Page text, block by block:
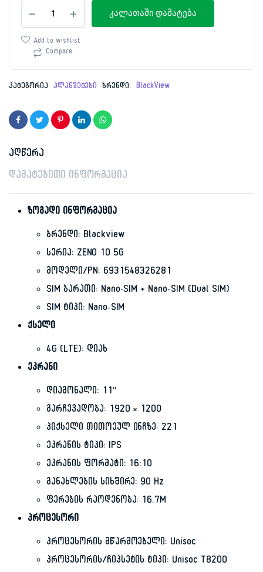
price
1,329.00 ₾.
price
649.00 ₾.
Blackview
ZENO
10
5G
6GB/256GB
რაოდენობა
კალათაში დამატება
Add to wishlist
Compare
კატეგორია პლანშეტები ბრენდი: BlackView
აღწერა
დამატებითი ინფორმაცია
ზოგადი ინფორმაცია
ბრენდი: Blackview
სერია: ZENO 10 5G
მოდელი/PN: 6931548326281
SIM ბარათი: Nano-SIM + Nano-SIM (Dual SIM)
SIM ტიპი: Nano-SIM
ქსელი
4G (LTE): დიახ
ეკრანი
დიაგონალი: 11″
გარჩევადობა: 1920 × 1200
პიქსელი თითოეულ ინჩზე: 221
ეკრანის ტიპი: IPS
ეკრანის ფორმატი: 16:10
განახლების სიხშირე: 90 Hz
ფერების რაოდენობა: 16.7M
პროცესორი
პროცესორის მწარმოებელი: Unisoc
პროცესორის/ჩიპსეტის ტიპი: Unisoc T8200